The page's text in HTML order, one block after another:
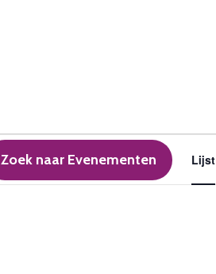
Zoek naar Evenementen Lijst